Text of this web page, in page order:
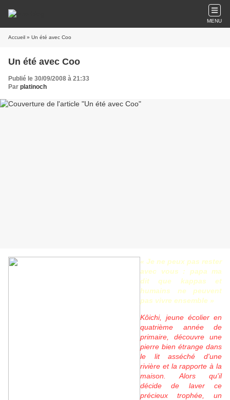
MENU
Accueil » Un été avec Coo
Un été avec Coo
Publié le 30/09/2008 à 21:33
Par platinoch
« Je ne peux pas rester
avec vous : papa ma
dit que kappas et
humains ne peuvent
pas vivre ensemble »
Kôichi, jeune écolier en
quatrième année de
primaire, découvre une
pierre bien étrange dans
le lit asséché d'une
rivière et la rapporte à la
maison. Alors qu'il
décide de laver ce
précieux trophée, un